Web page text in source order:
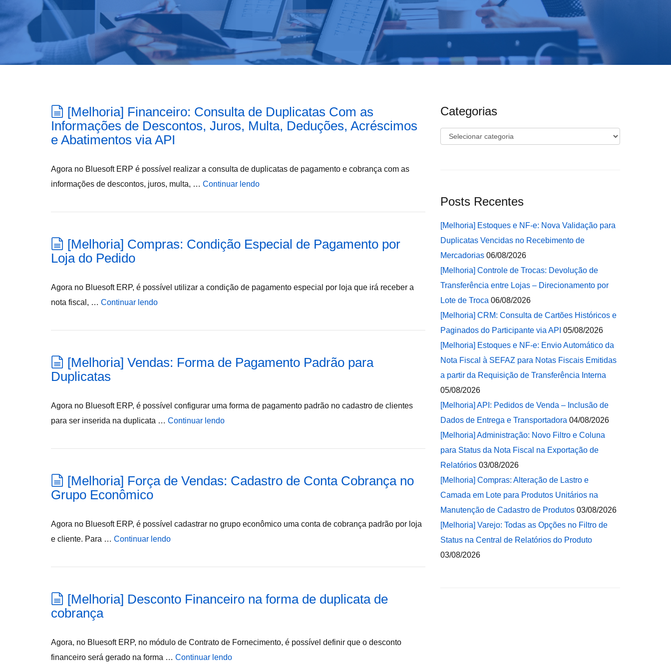
[Melhoria] Financeiro: Consulta de Duplicatas Com as
Informações de Descontos, Juros, Multa, Deduções, Acréscimos
e Abatimentos via API
Agora no Bluesoft ERP é possível realizar a consulta de duplicatas de pagamento e cobrança com as
informações de descontos, juros, multa, … Continuar lendo
[Melhoria] Compras: Condição Especial de Pagamento por
Loja do Pedido
Agora no Bluesoft ERP, é possível utilizar a condição de pagamento especial por loja que irá receber a
nota fiscal, … Continuar lendo
[Melhoria] Vendas: Forma de Pagamento Padrão para
Duplicatas
Agora no Bluesoft ERP, é possível configurar uma forma de pagamento padrão no cadastro de clientes
para ser inserida na duplicata … Continuar lendo
[Melhoria] Força de Vendas: Cadastro de Conta Cobrança no
Grupo Econômico
Agora no Bluesoft ERP, é possível cadastrar no grupo econômico uma conta de cobrança padrão por loja
e cliente. Para … Continuar lendo
[Melhoria] Desconto Financeiro na forma de duplicata de
cobrança
Agora, no Bluesoft ERP, no módulo de Contrato de Fornecimento, é possível definir que o desconto
financeiro será gerado na forma … Continuar lendo
Categorias
Categorias
Posts Recentes
[Melhoria] Estoques e NF-e: Nova Validação para
Duplicatas Vencidas no Recebimento de
Mercadorias 06/08/2026
[Melhoria] Controle de Trocas: Devolução de
Transferência entre Lojas – Direcionamento por
Lote de Troca 06/08/2026
[Melhoria] CRM: Consulta de Cartões Históricos e
Paginados do Participante via API 05/08/2026
[Melhoria] Estoques e NF-e: Envio Automático da
Nota Fiscal à SEFAZ para Notas Fiscais Emitidas
a partir da Requisição de Transferência Interna
05/08/2026
[Melhoria] API: Pedidos de Venda – Inclusão de
Dados de Entrega e Transportadora 04/08/2026
[Melhoria] Administração: Novo Filtro e Coluna
para Status da Nota Fiscal na Exportação de
Relatórios 03/08/2026
[Melhoria] Compras: Alteração de Lastro e
Camada em Lote para Produtos Unitários na
Manutenção de Cadastro de Produtos 03/08/2026
[Melhoria] Varejo: Todas as Opções no Filtro de
Status na Central de Relatórios do Produto
03/08/2026